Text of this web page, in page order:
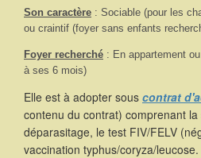
Son caractère : Sociable (pour les
ou craintif (foyer sans enfants
Foyer recherché : En appartement
à ses 6 mois)
Elle est à adopter sous contrat
contenu du contrat) comprenant
déparasitage, le test FIV/FELV
vaccination typhus/coryza/leucose.